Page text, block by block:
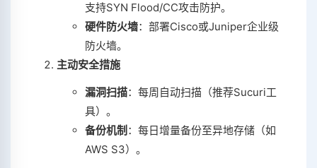
支持SYN Flood/CC攻击防护。
硬件防火墙‌：部署Cisco或Juniper企业级
防火墙。
主动安全措施
漏洞扫描‌：每周自动扫描（推荐Sucuri工
具）。
备份机制 ‌：每日增量备份至异地存储（如
AWS S3）。